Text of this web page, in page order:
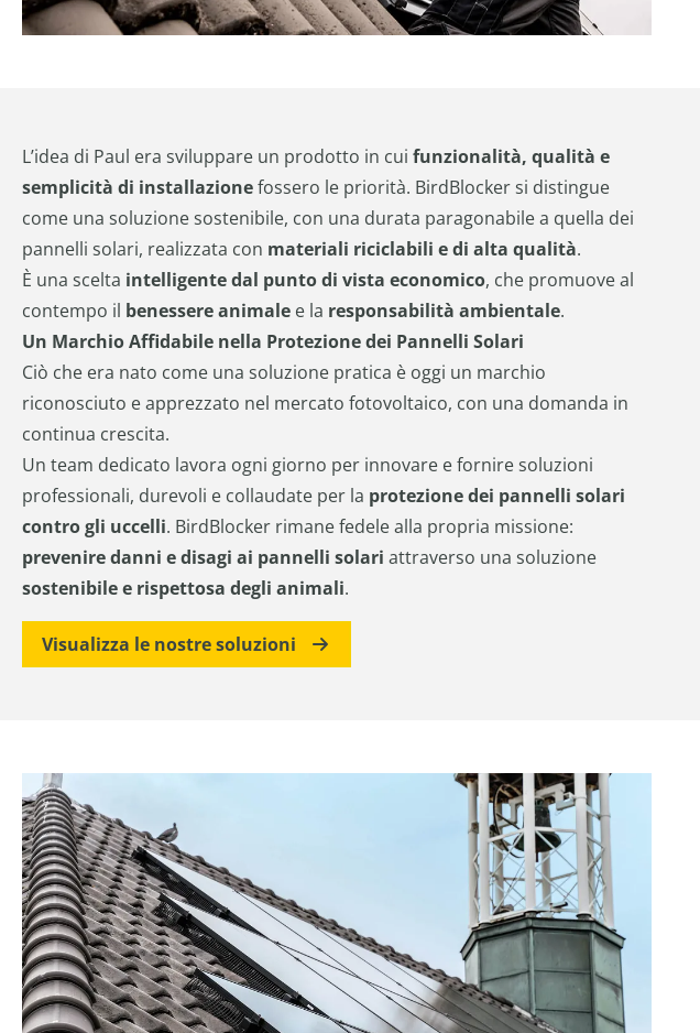
L’idea di Paul era sviluppare un prodotto in cui funzionalità, qualità e
semplicità di installazionefossero le priorità. BirdBlocker si distingue
come una soluzione sostenibile, con una durata paragonabile a quella dei
pannelli solari, realizzata con materiali riciclabili e di alta qualità.
È una scelta intelligente dal punto di vista economico, che promuove al
contempo il benessere animale e la responsabilità ambientale.
Un Marchio Affidabile nella Protezione dei Pannelli Solari
Ciò che era nato come una soluzione pratica è oggi un marchio
riconosciuto e apprezzato nel mercato fotovoltaico, con una domanda in
continua crescita.
Un team dedicato lavora ogni giorno per innovare e fornire soluzioni
professionali, durevoli e collaudate per la protezione dei pannelli solari
contro gli uccelli. BirdBlocker rimane fedele alla propria missione:
prevenire danni e disagi ai pannelli solari attraverso una soluzione
sostenibile e rispettosa degli animali.
Visualizza le nostre soluzioni